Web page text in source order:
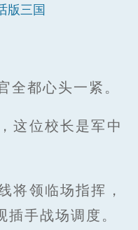
版三国
全都心头一紧。
这位校长是军中
将领临场指挥，
手战场调度。